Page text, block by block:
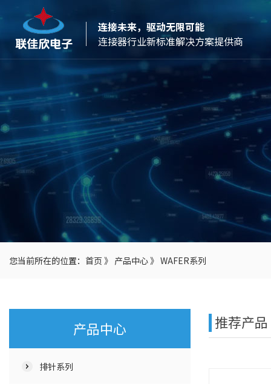
连接未来，驱动无限可能
连接器行业新标准解决方案提供商
您当前所在的位置： 首页 》 产品中心》 WAFER系列
产品中心
排针系列
推荐产品